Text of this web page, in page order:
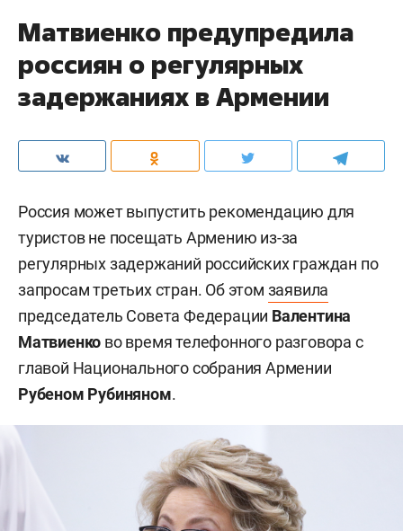
Матвиенко предупредила
россиян о регулярных
задержаниях в Армении
Россия может выпустить рекомендацию для
туристов не посещать Армению из-за
регулярных задержаний российских граждан по
запросам третьих стран. Об этом заявила
председатель Совета Федерации Валентина
Матвиенко во время телефонного разговора с
главой Национального собрания Армении
Рубеном Рубиняном.